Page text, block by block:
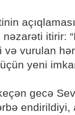
nəzarəti itirir:
vurulan
yeni
gecə
endirildiyi,